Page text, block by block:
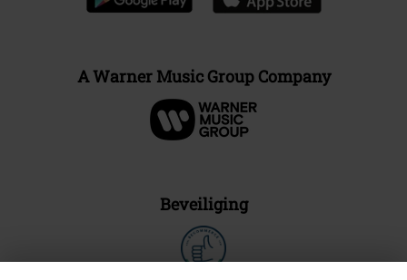
A Warner Music Group Company
Beveiliging